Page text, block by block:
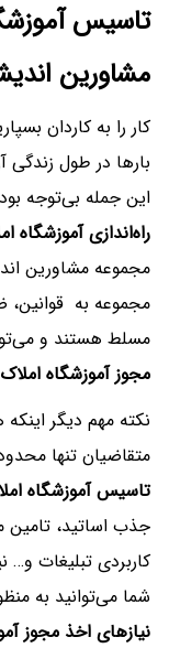
تاسیس
مشاورین
کار را به کاردان
بارها در طول زندگی
این جمله بی‌توجه
راه‌اندازی آموزشگاه
مجموعه مشاورین
مجموعه به قوانین،
مسلط هستند و
مجوز آموزشگاه املاک
نکته مهم دیگر
متقاضیان تنها
تاسیس آموزشگاه
جذب اساتید، تامین
کاربردی تبلیغات و…
شما می‌توانید به
نیازهای اخذ مجوز